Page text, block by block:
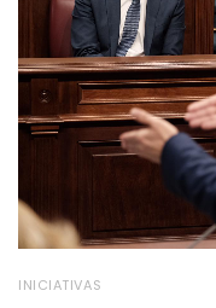
INICIATIVAS